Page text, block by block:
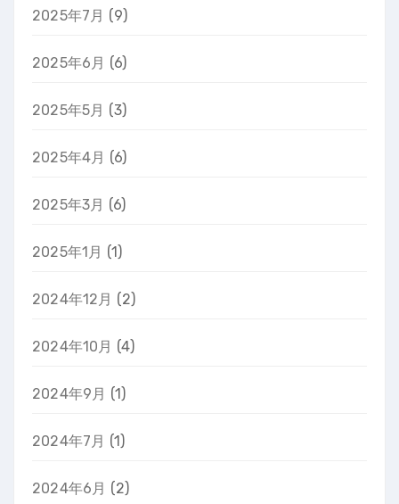
2025年7月 (9)
2025年6月 (6)
2025年5月 (3)
2025年4月 (6)
2025年3月 (6)
2025年1月 (1)
2024年12月 (2)
2024年10月 (4)
2024年9月 (1)
2024年7月 (1)
2024年6月 (2)